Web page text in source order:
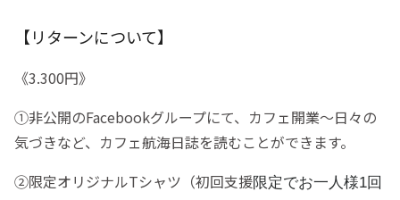
【リターンについて】
《3.300円》
①非公開のFacebookグループにて、カフェ開業〜日々の
気づきなど、カフェ航海日誌を読むことができます。
②限定オリジナルTシャツ（初回支援限定でお一人様1回